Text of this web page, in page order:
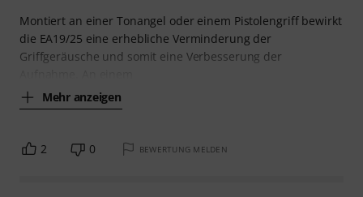
Montiert an einer Tonangel oder einem Pistolengriff bewirkt
die EA19/25 eine erhebliche Verminderung der
Griffgeräusche und somit eine Verbesserung der
Mehr anzeigen
2 0 BEWERTUNG MELDEN